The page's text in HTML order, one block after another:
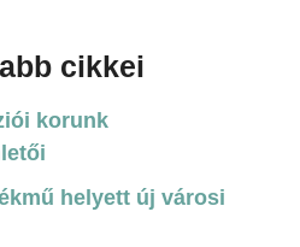
cikkei
korunk
helyett új városi